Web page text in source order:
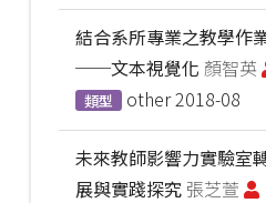
結合系所專業之教學作
──文本視覺化 顏智英
類型 other2018-08
未來教師影響力實驗室
展與實踐探究 張芝萱